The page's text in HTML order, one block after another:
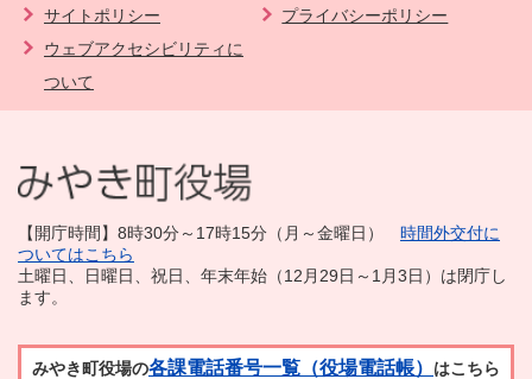
サイトポリシー
プライバシーポリシー
ウェブアクセシビリティに
ついて
【開庁時間】8時30分～17時15分（月～金曜日） 時間外交付に
ついてはこちら
土曜日、日曜日、祝日、年末年始（12月29日～1月3日）は閉庁し
ます。
みやき町役場の各課電話番号一覧（役場電話帳） はこちら